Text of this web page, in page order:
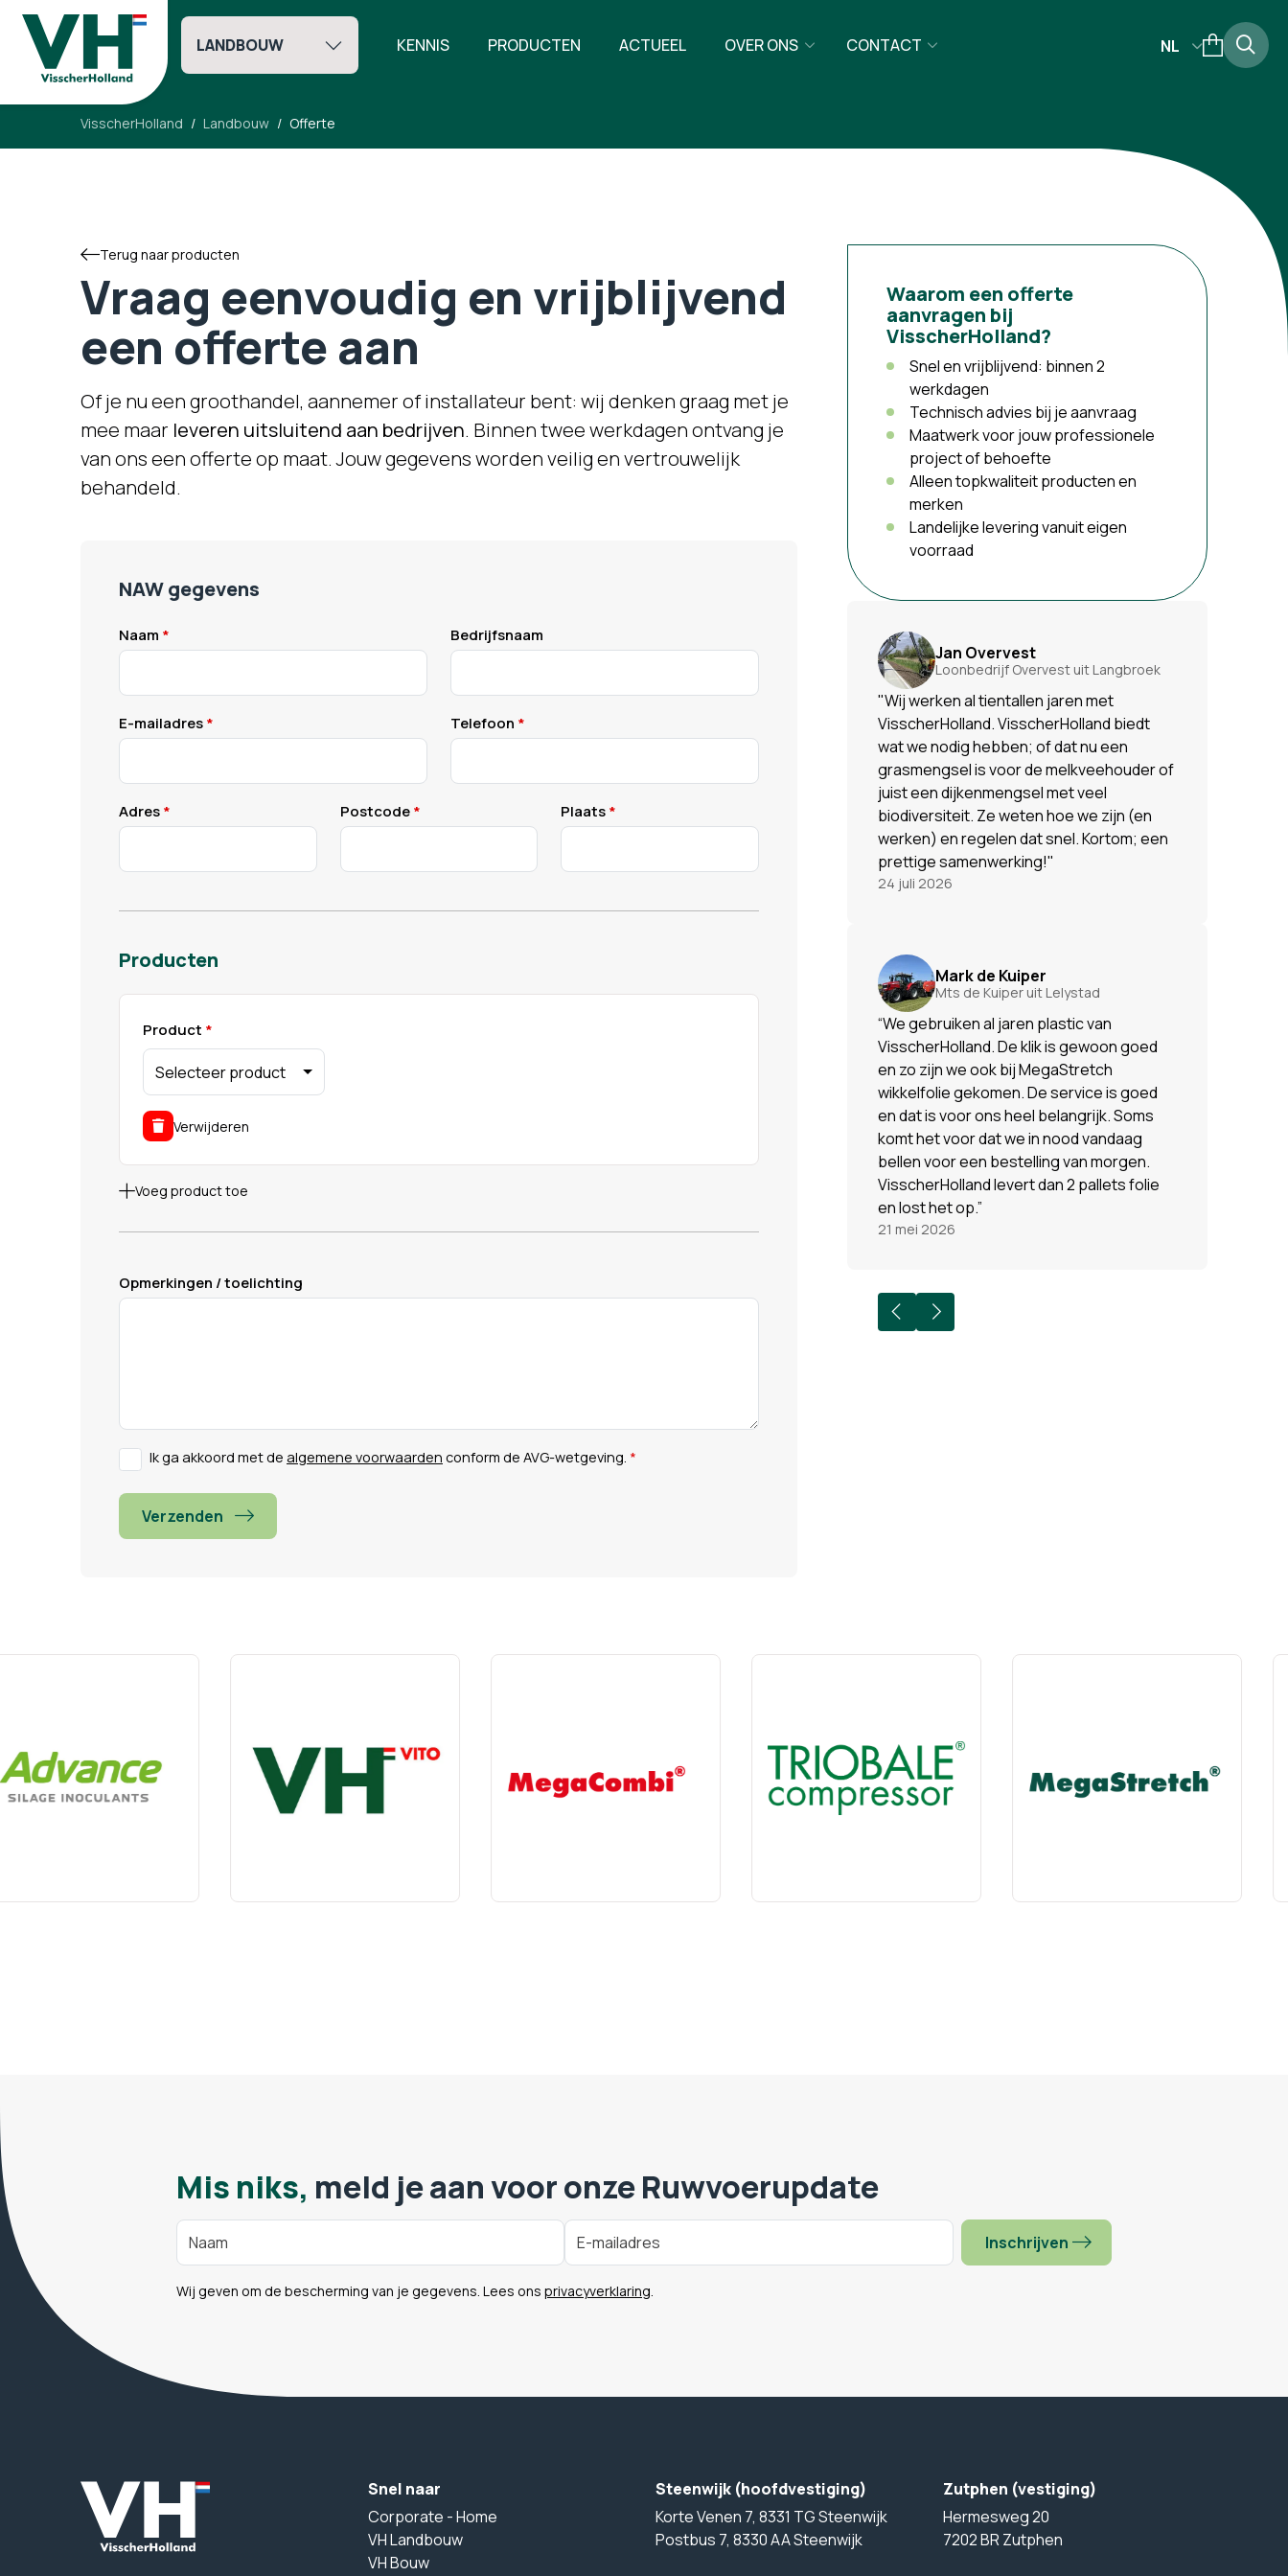
LANDBOUW KENNIS PRODUCTEN ACTUEEL OVER ONS CONTACT NL
VisscherHolland Landbouw Offerte
Terug naar producten
Vraag eenvoudig en vrijblijvend
een offerte aan
Of je nu een groothandel, aannemer of installateur bent: wij denken graag met je
mee maar leveren uitsluitend aan bedrijven. Binnen twee werkdagen ontvang je
van ons een offerte op maat. Jouw gegevens worden veilig en vertrouwelijk
behandeld.
NAW gegevens
Naam Bedrijfsnaam
E-mailadres Telefoon
Adres Postcode Plaats
Producten
Product
Selecteer product
Verwijderen
Voeg product toe
Opmerkingen / toelichting
Ik ga akkoord met de algemene voorwaarden conform de AVG-wetgeving.
Verzenden
Waarom een offerte
aanvragen bij
VisscherHolland?
Snel en vrijblijvend: binnen 2
werkdagen
Technisch advies bij je aanvraag
Maatwerk voor jouw professionele
project of behoefte
Alleen topkwaliteit producten en
merken
Landelijke levering vanuit eigen
voorraad
Jan Overvest
Loonbedrijf Overvest uit Langbroek
"Wij werken al tientallen jaren met
VisscherHolland. VisscherHolland biedt
wat we nodig hebben; of dat nu een
grasmengsel is voor de melkveehouder of
juist een dijkenmengsel met veel
biodiversiteit. Ze weten hoe we zijn (en
werken) en regelen dat snel. Kortom; een
prettige samenwerking!"
24 juli 2026
Mark de Kuiper
Mts de Kuiper uit Lelystad
“We gebruiken al jaren plastic van
VisscherHolland. De klik is gewoon goed
en zo zijn we ook bij MegaStretch
wikkelfolie gekomen. De service is goed
en dat is voor ons heel belangrijk. Soms
komt het voor dat we in nood vandaag
bellen voor een bestelling van morgen.
VisscherHolland levert dan 2 pallets folie
en lost het op.”
21 mei 2026
Mis niks, meld je aan voor onze Ruwvoerupdate
Inschrijven
Wij geven om de bescherming van je gegevens. Lees ons privacyverklaring.
Snel naar
Corporate - Home
VH Landbouw
VH Bouw
Steenwijk (hoofdvestiging)
Korte Venen 7, 8331 TG Steenwijk
Postbus 7, 8330 AA Steenwijk
Zutphen (vestiging)
Hermesweg 20
7202 BR Zutphen